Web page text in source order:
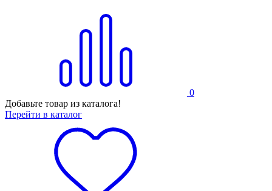
0
Добавьте товар из каталога!
Перейти в каталог